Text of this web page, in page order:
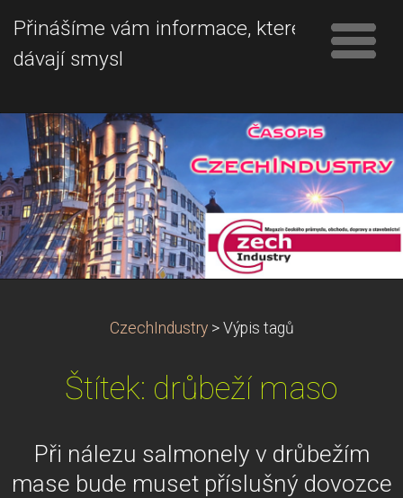
Přinášíme vám informace, které
dávají smysl
CzechIndustry > Výpis tagů
Štítek: drůbeží maso
Při nálezu salmonely v drůbežím
mase bude muset příslušný dovozce